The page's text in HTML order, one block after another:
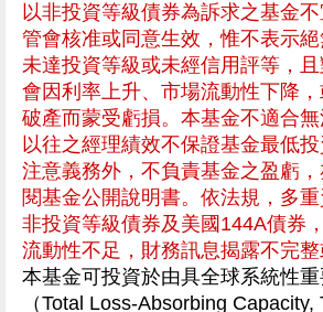
以非投資等級債券為訴求之基金
管會核准或同意生效，惟不表示
未達投資等級或未經信用評等，
會因利率上升、市場流動性下降
破產而蒙受虧損。本基金不適合
以往之經理績效不保證基金最低
注意義務外，不負責基金之盈虧
閱基金公開說明書。依法規，多
非投資等級債券及美國144A債券
流動性不足，財務訊息揭露不完
本基金可投資於由具全球系統性
（Total Loss-Absorbing